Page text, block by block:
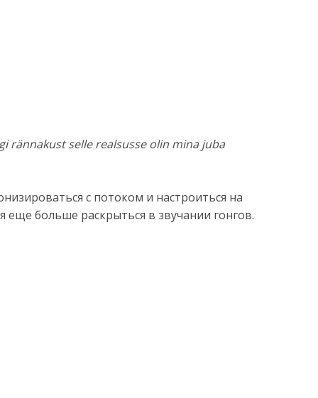
rännakust selle realsusse olin mina juba
с потоком и настроитьcя на
больше раскрыться в звучании гонгов.